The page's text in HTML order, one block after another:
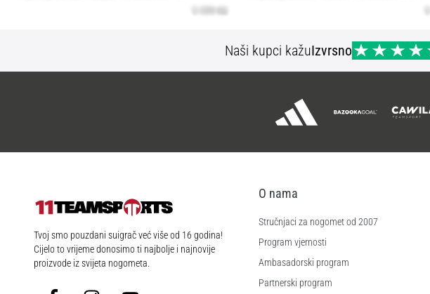
Naši kupci kažuIzvrsno
11teamsports.hr
Tvoj smo pouzdani suigrač već više od 16 godina!
Cijelo to vrijeme donosimo ti najbolje i najnovije
proizvode iz svijeta nogometa.
O nama
Stručnjaci za nogomet od 2007
Program vjernosti
Ambasadorski program
Partnerski program